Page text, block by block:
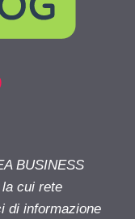
BUSINESS
cui rete
di informazione